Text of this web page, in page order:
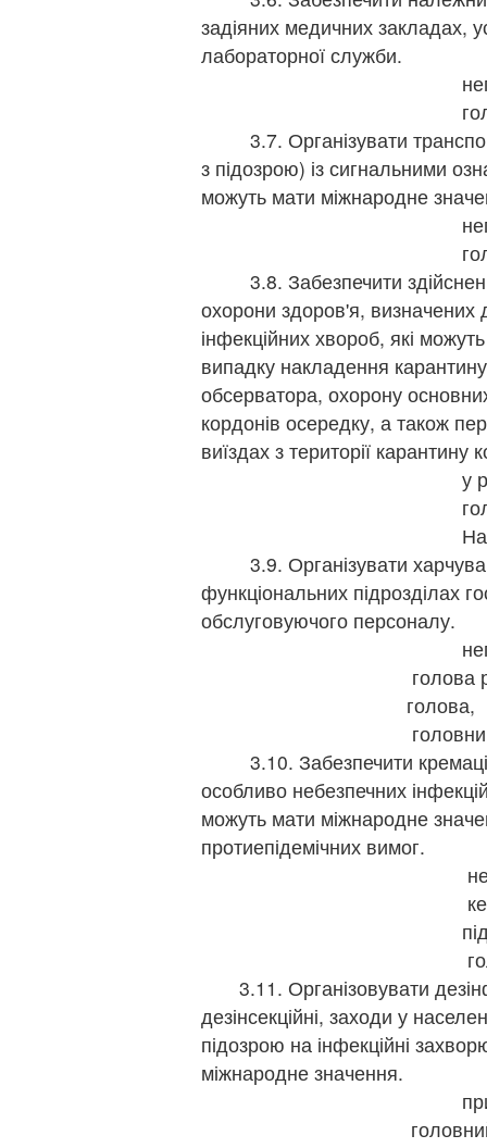
задіяних медичних закладах,
лабораторної служби.
3.7. Організувати
з підозрою) із сигнальними
можуть мати міжнародне
3.8. Забезпечити
охорони здоров'я, визначених
інфекційних хвороб, які
випадку накладення
обсерватора, охорону
кордонів осередку, а також
виїздах з території
у
3.9. Організувати
функціональних підрозділах
обслуговуючого персоналу.
голова
3.10. Забезпечити
особливо небезпечних
можуть мати міжнародне
протиепідемічних вимог.
3.11. Організовувати
дезінсекційні, заходи у
підозрою на інфекційні
міжнародне значення.